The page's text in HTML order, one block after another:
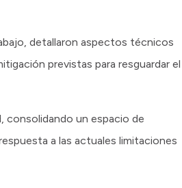
detallaron aspectos técnicos
previstas para resguardar el
consolidando un espacio de
a las actuales limitaciones